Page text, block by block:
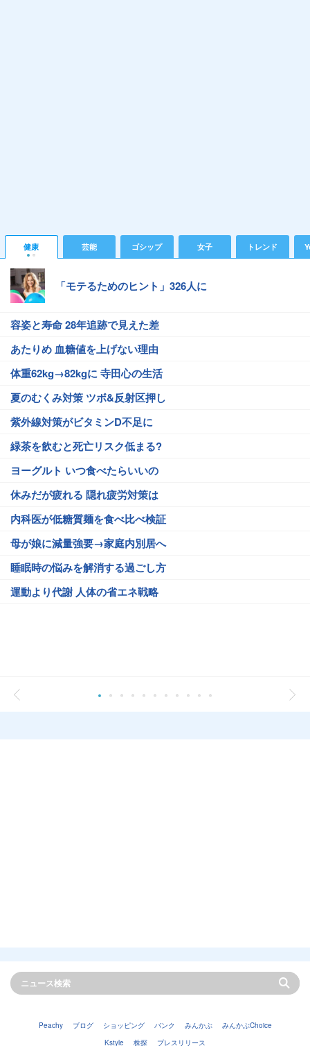
健康 芸能 ゴシップ 女子 トレンド
「モテるためのヒント」326人に
容姿と寿命 28年追跡で見えた差
あたりめ 血糖値を上げない理由
体重62kg→82kgに 寺田心の生活
夏のむくみ対策 ツボ&反射区押し
紫外線対策がビタミンD不足に
緑茶を飲むと死亡リスク低まる?
ヨーグルト いつ食べたらいいの
休みだが疲れる 隠れ疲労対策は
内科医が低糖質麺を食べ比べ検証
母が娘に減量強要→家庭内別居へ
睡眠時の悩みを解消する過ごし方
運動より代謝 人体の省エネ戦略
Peachy ブログ ショッピング バンク みんかぶ
みんかぶChoice
Kstyle
株探 プレスリリース